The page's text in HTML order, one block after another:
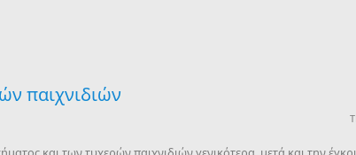
παιχνιδιών